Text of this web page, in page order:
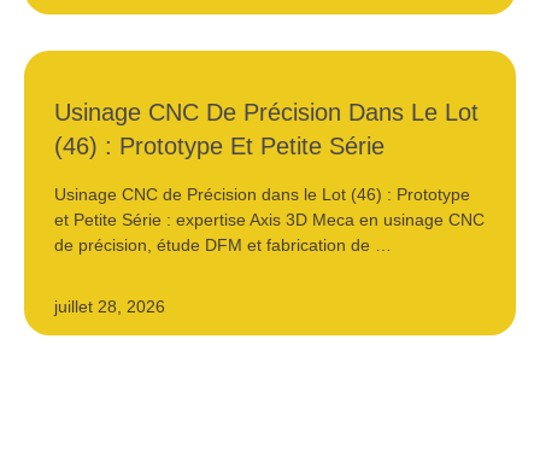
Usinage CNC De Précision Dans Le Lot
(46) : Prototype Et Petite Série
Usinage CNC de Précision dans le Lot (46) : Prototype
et Petite Série : expertise Axis 3D Meca en usinage CNC
de précision, étude DFM et fabrication de …
juillet 28, 2026